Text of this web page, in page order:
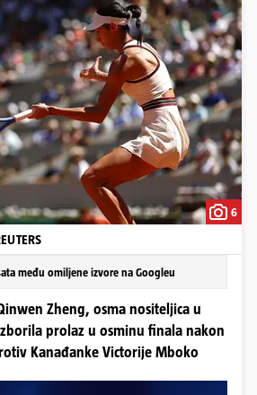
6
među omiljene izvore na Googleu
Zheng, osma nositeljica u
prolaz u osminu finala nakon
Kanađanke Victorije Mboko